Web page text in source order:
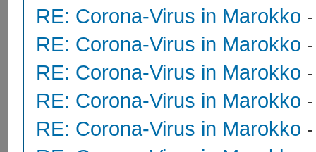
RE: Corona-Virus in Marokko
RE: Corona-Virus in Marokko
RE: Corona-Virus in Marokko
RE: Corona-Virus in Marokko
RE: Corona-Virus in Marokko